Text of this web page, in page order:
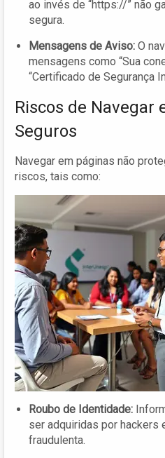
ao invés de “https://” não
segura.
Mensagens de Aviso: O
mensagens como “Sua
“Certificado de Segurança
Riscos de Navegar
Seguros
Navegar em páginas não
riscos, tais como:
Roubo de Identidade:
ser adquiridas por hackers
fraudulenta.